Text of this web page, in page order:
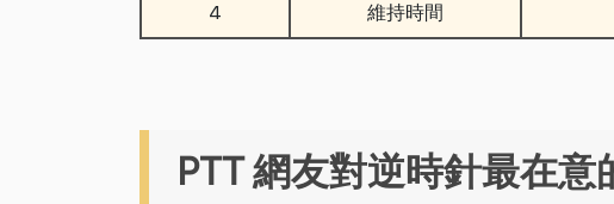
4 維持時間
PTT 網友對逆時針最在意